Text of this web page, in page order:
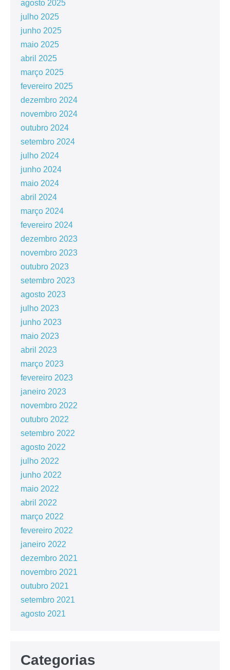
agosto 2025
julho 2025
junho 2025
maio 2025
abril 2025
março 2025
fevereiro 2025
dezembro 2024
novembro 2024
outubro 2024
setembro 2024
julho 2024
junho 2024
maio 2024
abril 2024
março 2024
fevereiro 2024
dezembro 2023
novembro 2023
outubro 2023
setembro 2023
agosto 2023
julho 2023
junho 2023
maio 2023
abril 2023
março 2023
fevereiro 2023
janeiro 2023
novembro 2022
outubro 2022
setembro 2022
agosto 2022
julho 2022
junho 2022
maio 2022
abril 2022
março 2022
fevereiro 2022
janeiro 2022
dezembro 2021
novembro 2021
outubro 2021
setembro 2021
agosto 2021
Categorias